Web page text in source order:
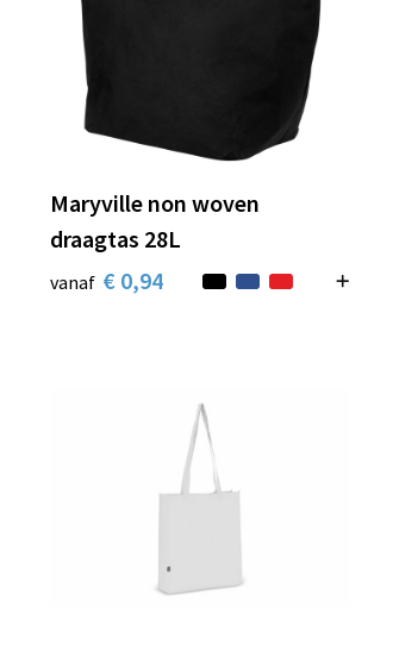
Maryville non woven
draagtas 28L
vanaf € 0,94